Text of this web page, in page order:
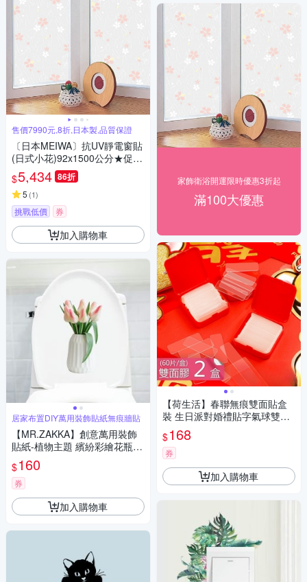
售價7990元,8折,日本製,品質保證
〔日本MEIWA〕抗UV靜電窗貼
(日式小花)92x1500公分★促銷
★
$5,434 86折
5 (1)
挑戰低價 券
加入購物車
居家布置DIY萬用裝飾貼紙無痕牆貼
【MR.ZAKKA】創意萬用裝飾
貼紙-植物主題 繽紛彩繪花瓶盆
花 E款 居家布置 DIY可移式壁
貼 無痕壁貼 牆貼
$160
券
加入購物車
家飾衛浴開運限時優惠3折起
滿100大優惠
【荷生活】春聯無痕雙面貼盒
裝 生日派對婚禮貼字氣球雙面
膠-2盒
$168
券
加入購物車